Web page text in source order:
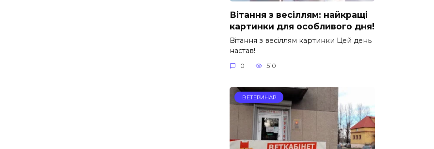
Вітання з весіллям: найкращі
картинки для особливого дня!
Вітання з весіллям картинки Цей день
настав!
0 510
ВЕТЕРИНАР